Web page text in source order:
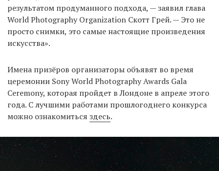
EN
UA
результатом продуманного подхода, — заявил глава
World Photography Organization Скотт Грей. — Это не
просто снимки, это самые настоящие произведения
искусства».
Имена призёров организаторы объявят во время
церемонии Sony World Photography Awards Gala
Ceremony, которая пройдет в Лондоне в апреле этого
года. С лучшими работами прошлогоднего конкурса
можно ознакомиться здесь.